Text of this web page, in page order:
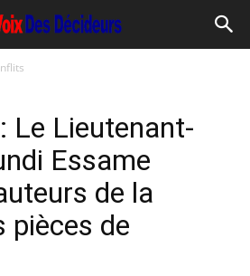
Le Lieutenant-
Essame
de la
pièces de